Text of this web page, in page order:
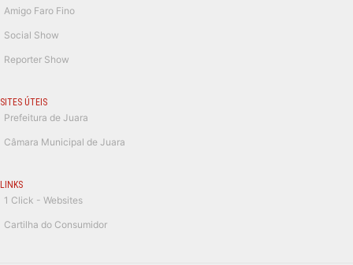
Amigo Faro Fino
Social Show
Reporter Show
SITES ÚTEIS
Prefeitura de Juara
Câmara Municipal de Juara
LINKS
1 Click - Websites
Cartilha do Consumidor